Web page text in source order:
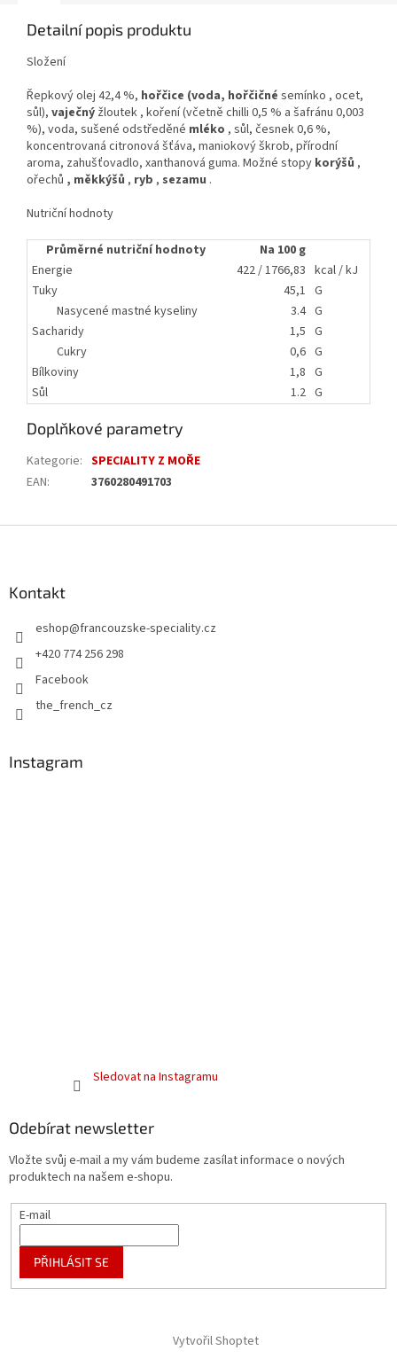
Detailní popis produktu
Složení
Řepkový olej 42,4 %, hořčice (voda, hořčičné semínko , ocet,
sůl), vaječný žloutek , koření (včetně chilli 0,5 % a šafránu 0,003
%), voda, sušené odstředěné mléko , sůl, česnek 0,6 %,
koncentrovaná citronová šťáva, maniokový škrob, přírodní
aroma, zahušťovadlo, xanthanová guma. Možné stopy korýšů ,
ořechů , měkkýšů , ryb , sezamu .
Nutriční hodnoty
Průměrné nutriční hodnoty
Na 100 g
Energie
422 / 1766,83 kcal / kJ
Tuky
45,1 G
Nasycené mastné kyseliny
3.4 G
Sacharidy
1,5 G
Cukry
0,6 G
Bílkoviny
1,8 G
Sůl
1.2 G
Doplňkové parametry
Kategorie: SPECIALITY Z MOŘE
EAN: 3760280491703
Kontakt
eshop@francouzske-speciality.cz
+420 774 256 298
Facebook
the_french_cz
Instagram
Sledovat na Instagramu
Odebírat newsletter
Vložte svůj e-mail a my vám budeme zasílat informace o nových
produktech na našem e-shopu.
E-mail
PŘIHLÁSIT SE
Vytvořil Shoptet